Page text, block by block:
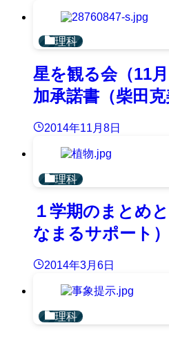
理科
星を観る会（11
加承諾書（柴田克
2014年11月8日
理科
１学期のまとめ
なまるサポート）
2014年3月6日
理科